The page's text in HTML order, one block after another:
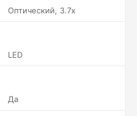
Оптический, 3.7x
LED
Да